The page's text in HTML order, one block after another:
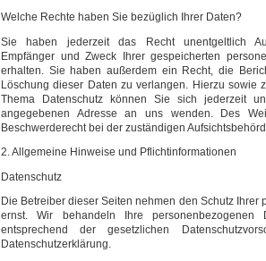
Welche Rechte haben Sie bezüglich Ihrer Daten?
Sie haben jederzeit das Recht unentgeltlich
Empfänger und Zweck Ihrer gespeicherten
erhalten. Sie haben außerdem ein Recht, die
Löschung dieser Daten zu verlangen. Hierzu sowie
Thema Datenschutz können Sie sich jederzeit
angegebenen Adresse an uns wenden. Des
Beschwerderecht bei der zuständigen
2. Allgemeine Hinweise und Pflichtinformationen
Datenschutz
Die Betreiber dieser Seiten nehmen den Schutz Ihrer
ernst. Wir behandeln Ihre personenbezogenen
entsprechend der gesetzlichen
Datenschutzerklärung.